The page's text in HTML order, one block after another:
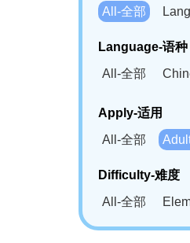
All-全部
Language-语种
All-全部
Bahasa
Swahili(SW)-
Apply-适用
All-全部
Difficulty-难度
All-全部